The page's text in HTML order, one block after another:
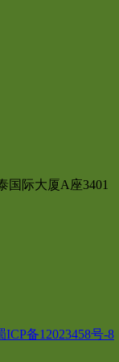
国际大厦A座3401
ICP备12023458号-8